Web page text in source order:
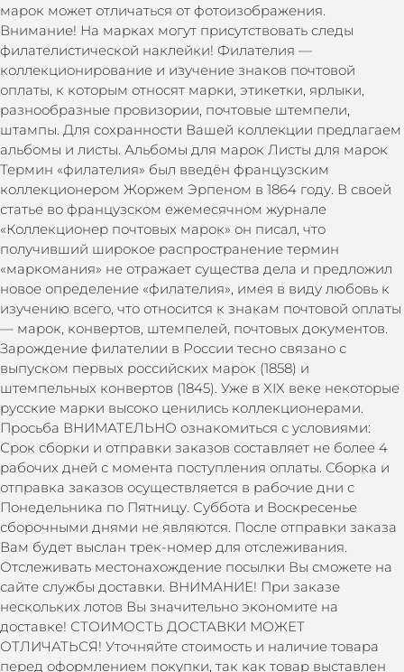
марок может отличаться от фотоизображения.
Внимание! На марках могут присутствовать следы
филателистической наклейки! Филателия —
коллекционирование и изучение знаков почтовой
оплаты, к которым относят марки, этикетки, ярлыки,
разнообразные провизории, почтовые штемпели,
штампы. Для сохранности Вашей коллекции предлагаем
альбомы и листы. Альбомы для марок Листы для марок
Термин «филателия» был введён французским
коллекционером Жоржем Эрпеном в 1864 году. В своей
статье во французском ежемесячном журнале
«Коллекционер почтовых марок» он писал, что
получивший широкое распространение термин
«маркомания» не отражает существа дела и предложил
новое определение «филателия», имея в виду любовь к
изучению всего, что относится к знакам почтовой оплаты
— марок, конвертов, штемпелей, почтовых документов.
Зарождение филателии в России тесно связано с
выпуском первых российских марок (1858) и
штемпельных конвертов (1845). Уже в XIX веке некоторые
русские марки высоко ценились коллекционерами.
Просьба ВНИМАТЕЛЬНО ознакомиться с условиями:
Срок сборки и отправки заказов составляет не более 4
рабочих дней с момента поступления оплаты. Сборка и
отправка заказов осуществляется в рабочие дни с
Понедельника по Пятницу. Суббота и Воскресенье
сборочными днями не являются. После отправки заказа
Вам будет выслан трек-номер для отслеживания.
Отслеживать местонахождение посылки Вы сможете на
сайте службы доставки. ВНИМАНИЕ! При заказе
нескольких лотов Вы значительно экономите на
доставке! СТОИМОСТЬ ДОСТАВКИ МОЖЕТ
ОТЛИЧАТЬСЯ! Уточняйте стоимость и наличие товара
перед оформлением покупки, так как товар выставлен